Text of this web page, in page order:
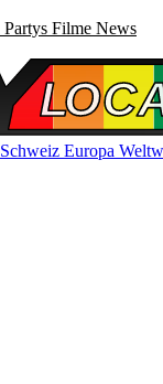
Partys Filme News
Schweiz Europa